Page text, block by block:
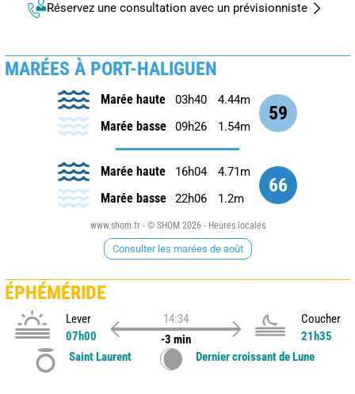
Réservez une consultation avec un prévisionniste
MARÉES À PORT-HALIGUEN
59
Marée haute 03h40 4.44m
Marée basse 09h26 1.54m
66
Marée haute 16h04 4.71m
Marée basse 22h06 1.2m
www.shom.fr - © SHOM 2026 - Heures locales
Consulter les marées de août
ÉPHÉMÉRIDE
Lever
07h00
14:34
-3 min
Coucher
21h35
Saint Laurent
Dernier croissant de Lune